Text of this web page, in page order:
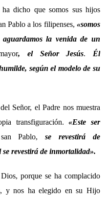
dicho que somos sus hijos
Pablo a los filipenses, «somos
la venida de un
, el Señor Jesús. Él
según el modelo de su
Señor, el Padre nos muestra
transfiguración.«Este ser
Pablo, se revestirá de
revestirá de inmortalidad».
porque se ha complacido
y nos ha elegido en su Hijo